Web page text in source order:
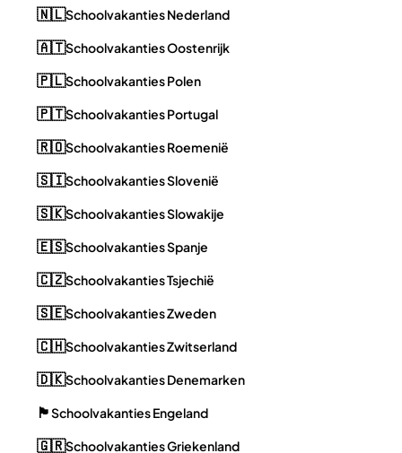
🇳🇱Schoolvakanties Nederland
🇦🇹Schoolvakanties Oostenrijk
🇵🇱Schoolvakanties Polen
🇵🇹Schoolvakanties Portugal
🇷🇴Schoolvakanties Roemenië
🇸🇮Schoolvakanties Slovenië
🇸🇰Schoolvakanties Slowakije
🇪🇸Schoolvakanties Spanje
🇨🇿Schoolvakanties Tsjechië
🇸🇪Schoolvakanties Zweden
🇨🇭Schoolvakanties Zwitserland
🇩🇰Schoolvakanties Denemarken
🏴󠁧󠁢󠁥󠁮󠁧󠁿Schoolvakanties Engeland
🇬🇷Schoolvakanties Griekenland